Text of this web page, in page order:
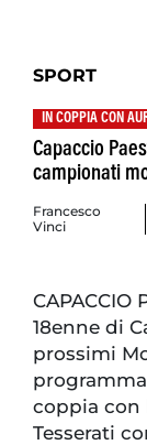
SPORT
IN COPPIA CON
Capaccio
campionati
Francesco
Vinci
CAPACCIO
18enne di
prossimi
coppia con
Tesserati